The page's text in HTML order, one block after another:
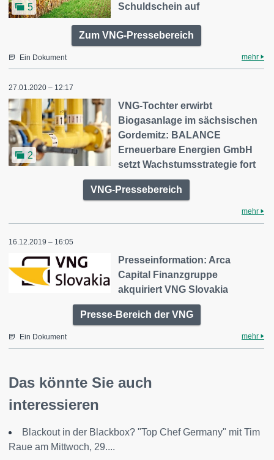
5
Schuldschein auf
Zum VNG-Pressebereich
Ein Dokument mehr
27.01.2020 – 12:17
2
VNG-Tochter erwirbt
Biogasanlage im sächsischen
Gordemitz: BALANCE
Erneuerbare Energien GmbH
setzt Wachstumsstrategie fort
VNG-Pressebereich
mehr
16.12.2019 – 16:05
Presseinformation: Arca
Capital Finanzgruppe
akquiriert VNG Slovakia
Presse-Bereich der VNG
Ein Dokument mehr
Das könnte Sie auch
interessieren
Blackout in der Blackbox? "Top Chef Germany" mit Tim
Raue am Mittwoch, 29....